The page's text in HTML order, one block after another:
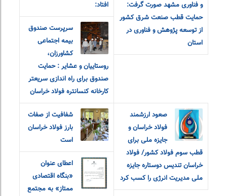
و فناوری مشهد صورت گرفت:
حمایت قطب صنعت شرق کشور
از توسعه پژوهش و فناوری در
استان
افتاد:
سرپرست صندوق
بیمه اجتماعی
کشاورزان،
روستاییان و عشایر : حمایت
صندوق برای راه اندازی سریعتر
کارخانه کنسانتره فولاد خراسان
صعود ارزشمند
فولاد خراسان و
جایزه ملی برای
قطب سوم فولاد کشور/ فولاد
خراسان تندیس دوستاره جایزه
ملی مدیریت انرژی را کسب کرد
شفافیت از صفات
بارز فولاد خراسان
است
اعطای عنوان
«بنگاه اقتصادی
ممتاز» به مجتمع